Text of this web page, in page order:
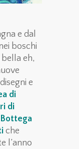
e dal
boschi
eh,
e
di
di
Bottega
che
l’anno